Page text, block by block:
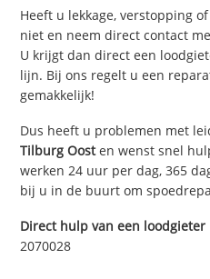
Heeft u lekkage, verstopping
niet en neem direct contact
U krijgt dan direct een
lijn. Bij ons regelt u een
gemakkelijk!
Dus heeft u problemen met
Tilburg Oosten wenst snel
werken 24 uur per dag, 365
bij u in de buurt om
Direct hulp van een
2070028